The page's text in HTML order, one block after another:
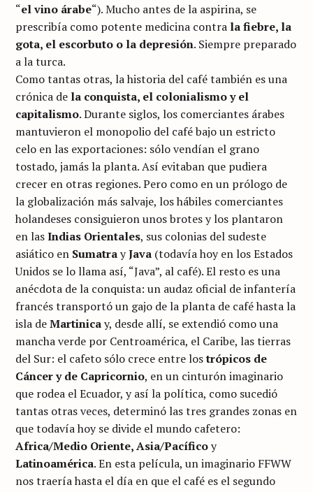
“el vino árabe“). Mucho antes de la aspirina, se
prescribía como potente medicina contra la fiebre, la
gota, el escorbuto o la depresión. Siempre preparado
a la turca.
Como tantas otras, la historia del café también es una
crónica de la conquista, el colonialismo y el
capitalismo. Durante siglos, los comerciantes árabes
mantuvieron el monopolio del café bajo un estricto
celo en las exportaciones: sólo vendían el grano
tostado, jamás la planta. Así evitaban que pudiera
crecer en otras regiones. Pero como en un prólogo de
la globalización más salvaje, los hábiles comerciantes
holandeses consiguieron unos brotes y los plantaron
en lasIndias Orientales, sus colonias del sudeste
asiático en SumatrayJava (todavía hoy en los Estados
Unidos se lo llama así, “Java”, al café). El resto es una
anécdota de la conquista: un audaz oficial de infantería
francés transportó un gajo de la planta de café hasta la
isla deMartinicay, desde allí, se extendió como una
mancha verde por Centroamérica, el Caribe, las tierras
del Sur: el cafeto sólo crece entre lostrópicos de
Cáncer y de Capricornio, en un cinturón imaginario
que rodea el Ecuador, y así la política, como sucedió
tantas otras veces, determinó las tres grandes zonas en
que todavía hoy se divide el mundo cafetero:
Africa/Medio Oriente, Asia/Pacíficoy
Latinoamérica. En esta película, un imaginario FFWW
nos traería hasta el día en que el café es el segundo